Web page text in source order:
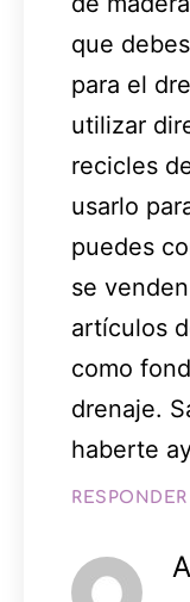
que
para el
utilizar
recicles
usarlo
puedes
se
artículos
como
drenaje.
haberte
RESPONDER